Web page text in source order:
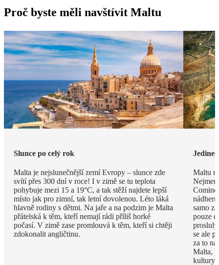
Proč byste měli navštívit Maltu
Slunce po celý rok
Malta je nejslunečnější zemí Evropy – slunce zde
svítí přes 300 dní v roce! I v zimě se tu teplota
pohybuje mezi 15 a 19°C, a tak stěží najdete lepší
místo jak pro zimní, tak letní dovolenou. Léto láká
hlavně rodiny s dětmi. Na jaře a na podzim je Malta
přátelská k těm, kteří nemají rádi příliš horké
počasí. V zimě zase promlouvá k těm, kteří si chtěji
zdokonalit angličtinu.
Maltu
samo
pouze
se ale
za to
Malta,
kultury